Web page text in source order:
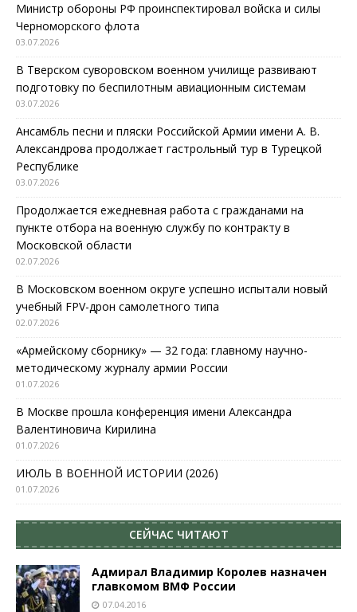
Министр обороны РФ проинспектировал войска и силы
Черноморского флота
03.07.2026
В Тверском суворовском военном училище развивают
подготовку по беспилотным авиационным системам
03.07.2026
Ансамбль песни и пляски Российской Армии имени А. В.
Александрова продолжает гастрольный тур в Турецкой
Республике
03.07.2026
Продолжается ежедневная работа с гражданами на
пункте отбора на военную службу по контракту в
Московской области
02.07.2026
В Московском военном округе успешно испытали новый
учебный FPV-дрон самолетного типа
02.07.2026
«Армейскому сборнику» — 32 года: главному научно-
методическому журналу армии России
01.07.2026
В Москве прошла конференция имени Александра
Валентиновича Кирилина
01.07.2026
ИЮЛЬ В ВОЕННОЙ ИСТОРИИ (2026)
01.07.2026
СЕЙЧАС ЧИТАЮТ
Адмирал Владимир Королев назначен
главкомом ВМФ России
07.04.2016